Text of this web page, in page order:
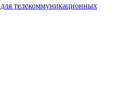
телекоммуникационных